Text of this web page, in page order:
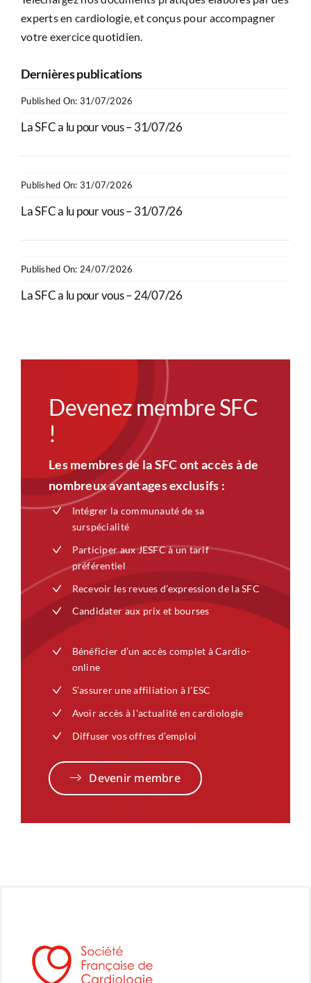
experts en cardiologie, et conçus pour accompagner
votre exercice quotidien.
Dernières publications
Published On: 31/07/2026
La SFC a lu pour vous – 31/07/26
Published On: 31/07/2026
La SFC a lu pour vous – 31/07/26
Published On: 24/07/2026
La SFC a lu pour vous – 24/07/26
Devenez membre SFC
!
Les membres de la SFC ont accès à de
nombreux avantages exclusifs :
Intégrer la communauté de sa
surspécialité
Participer aux JESFC à un tarif
préférentiel
Recevoir les revues d’expression de la SFC
Candidater aux prix et bourses
Bénéficier d’un accès complet à Cardio-
online
S’assurer une affiliation à l’ESC
Avoir accès à l’actualité en cardiologie
Diffuser vos offres d’emploi
Devenir membre